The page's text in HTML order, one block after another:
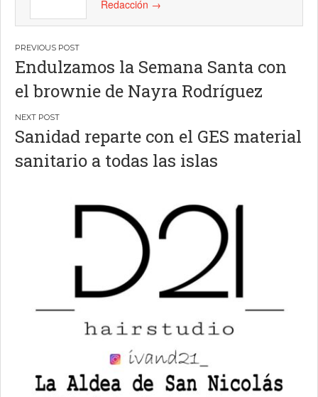
Redacción →
Navegación
de
entradas
Endulzamos la Semana Santa con
el brownie de Nayra Rodríguez
Sanidad reparte con el GES material
sanitario a todas las islas